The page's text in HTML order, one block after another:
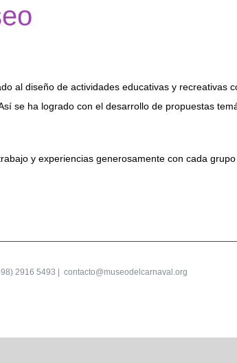
al diseño de actividades educativas y recreativas
se ha logrado con el desarrollo de propuestas
y experiencias generosamente con cada
2916 5493 | contacto@museodelcarnaval.org